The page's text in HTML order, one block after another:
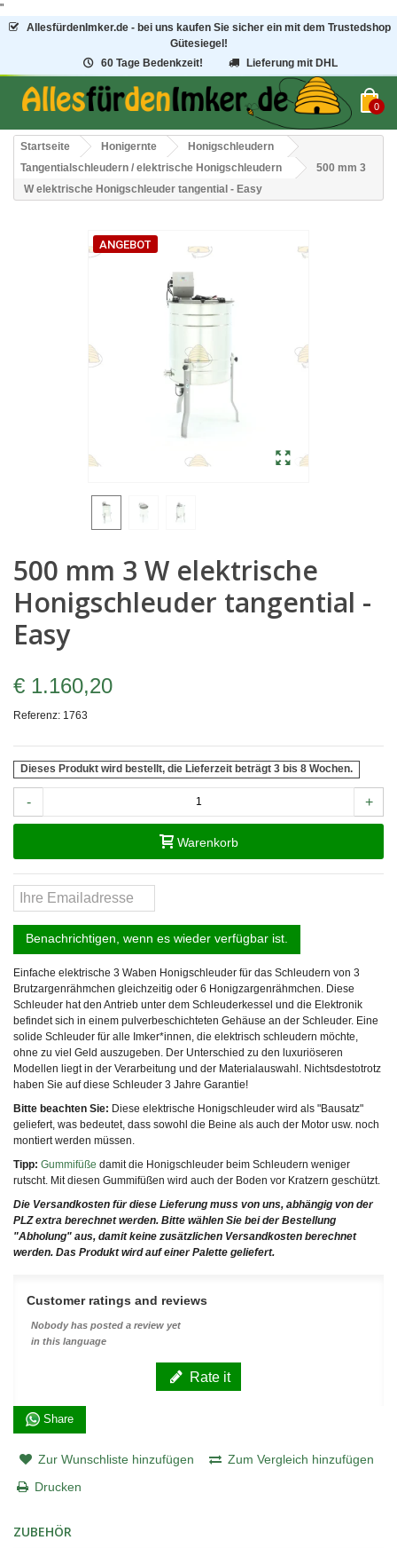
"
AllesfürdenImker.de - bei uns kaufen Sie sicher ein mit dem Trustedshop
Gütesiegel!
60 Tage Bedenkzeit!
Lieferung mit DHL
0
Startseite Honigernte
Honigschleudern
Tangentialschleudern / elektrische Honigschleudern
500 mm 3
W elektrische Honigschleuder tangential - Easy
ANGEBOT
500 mm 3 W elektrische
Honigschleuder tangential -
Easy
€ 1.160,20
Referenz: 1763
Dieses Produkt wird bestellt, die Lieferzeit beträgt 3 bis 8 Wochen.
- +
Warenkorb
Benachrichtigen, wenn es wieder verfügbar ist.
Einfache elektrische 3 Waben Honigschleuder für das Schleudern von 3
Brutzargenrähmchen gleichzeitig oder 6 Honigzargenrähmchen. Diese
Schleuder hat den Antrieb unter dem Schleuderkessel und die Elektronik
befindet sich in einem pulverbeschichteten Gehäuse an der Schleuder. Eine
solide Schleuder für alle Imker*innen, die elektrisch schleudern möchte,
ohne zu viel Geld auszugeben. Der Unterschied zu den luxuriöseren
Modellen liegt in der Verarbeitung und der Materialauswahl. Nichtsdestotrotz
haben Sie auf diese Schleuder 3 Jahre Garantie!
Bitte beachten Sie: Diese elektrische Honigschleuder wird als "Bausatz"
geliefert, was bedeutet, dass sowohl die Beine als auch der Motor usw. noch
montiert werden müssen.
Tipp: Gummifüße damit die Honigschleuder beim Schleudern weniger
rutscht. Mit diesen Gummifüßen wird auch der Boden vor Kratzern geschützt.
Die Versandkosten für diese Lieferung muss von uns, abhängig von der
PLZ extra berechnet werden. Bitte wählen Sie bei der Bestellung
"Abholung" aus, damit keine zusätzlichen Versandkosten berechnet
werden. Das Produkt wird auf einer Palette geliefert.
Customer ratings and reviews
Nobody has posted a review yet
in this language
Rate it
Share
Zur Wunschliste hinzufügen
Zum Vergleich hinzufügen
Drucken
ZUBEHÖR